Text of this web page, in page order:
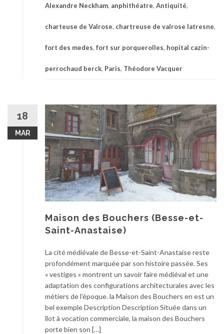
Alexandre Neckham, anphithéatre, Antiquité,
charteuse de Valrose, chartreuse de valrose latresne,
fort des medes, fort sur porquerolles, hopital cazin-
perrochaud berck, Paris, Théodore Vacquer
18
MAR
Maison des Bouchers (Besse-et-
Saint-Anastaise)
La cité médiévale de Besse-et-Saint-Anastaise reste
profondément marquée par son histoire passée. Ses
« vestiges » montrent un savoir faire médiéval et une
adaptation des configurations architecturales avec les
métiers de l’époque. la Maison des Bouchers en est un
bel exemple Description Description Située dans un
îlot à vocation commerciale, la maison des Bouchers
porte bien son […]